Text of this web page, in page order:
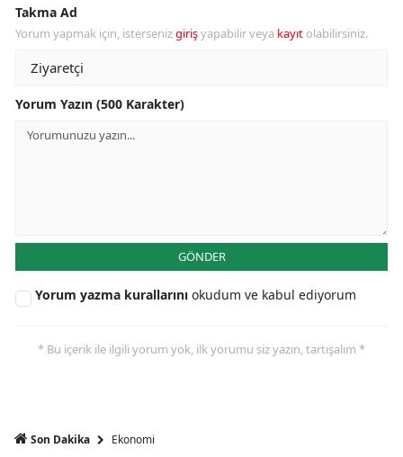
Takma Ad
Yorum yapmak için, istersenizgirişyapabilir veya kayıt olabilirsiniz.
Yorum Yazın (500 Karakter)
GÖNDER
Yorum yazma kurallarını okudum ve kabul ediyorum
* Bu içerik ile ilgili yorum yok, ilk yorumu siz yazın, tartışalım *
Son Dakika Ekonomi